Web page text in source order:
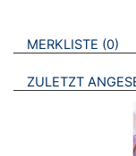
VERWEISE AUF
MERKLISTE 0
ZULETZT